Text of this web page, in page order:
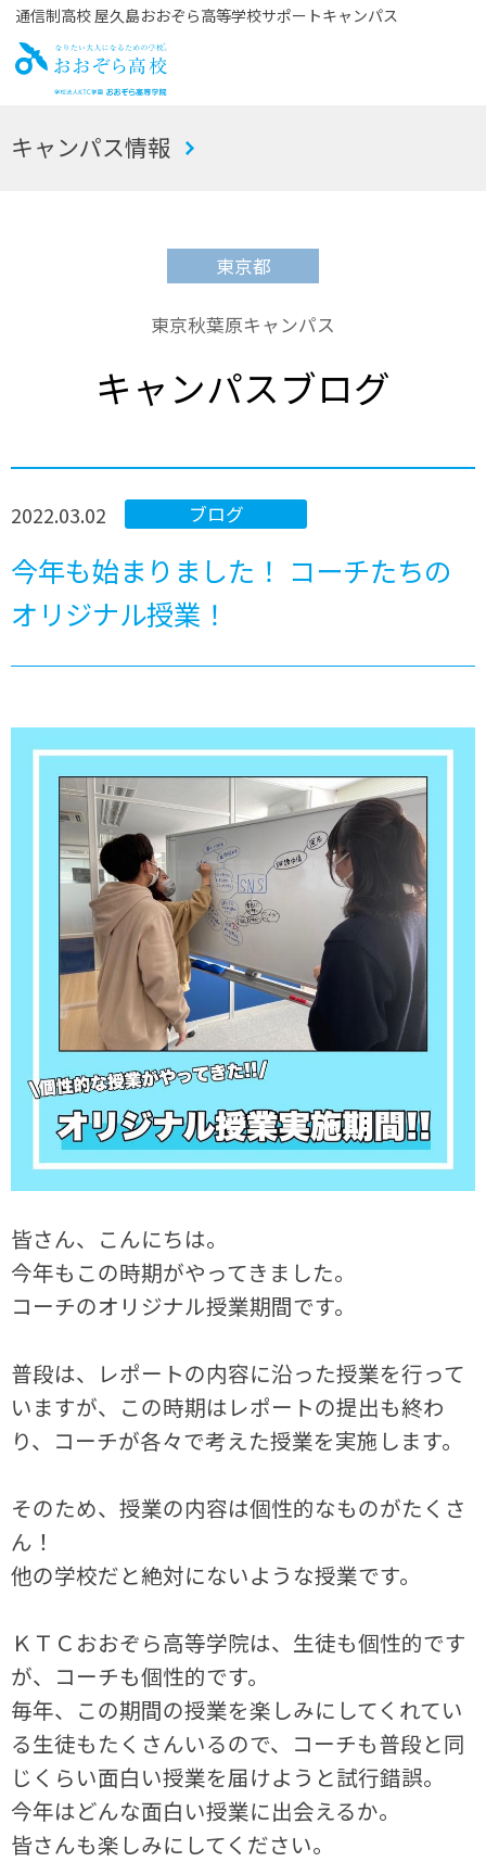
通信制高校 屋久島おおぞら高等学校サポートキャンパス
お
キャンパス情報
東京都
東京秋葉原キャンパス
キャンパスブログ
ブログ
2022.03.02
今年も始まりました！ コーチたちの
オリジナル授業！
皆さん、こんにちは。
今年もこの時期がやってきました。
コーチのオリジナル授業期間です。
普段は、レポートの内容に沿った授業を行って
いますが、この時期はレポートの提出も終わ
り、コーチが各々で考えた授業を実施します。
そのため、授業の内容は個性的なものがたくさ
ん！
他の学校だと絶対にないような授業です。
ＫＴＣおおぞら高等学院は、生徒も個性的です
が、コーチも個性的です。
毎年、この期間の授業を楽しみにしてくれてい
る生徒もたくさんいるので、コーチも普段と同
じくらい面白い授業を届けようと試行錯誤。
今年はどんな面白い授業に出会えるか。
皆さんも楽しみにしてください。